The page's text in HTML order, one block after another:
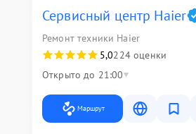
Сервисный центр Haier
Ремонт техники Haier
5,0224 оценки
Открыто до 21:00
Маршрут